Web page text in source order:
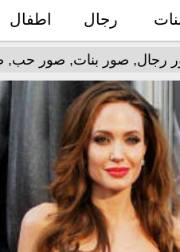
رجال اطفال
رجال, صور بنات, صور حب,